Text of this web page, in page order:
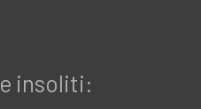
insoliti: